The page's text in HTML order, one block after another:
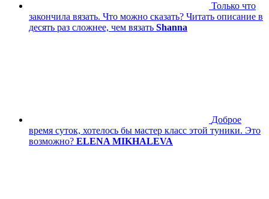
Только что
закончила вязать. Что можно сказать? Читать описание в
десять раз сложнее, чем вязать Shanna
Доброе
время суток, хотелось бы мастер класс этой туники. Это
возможно? ELENA MIKHALEVA